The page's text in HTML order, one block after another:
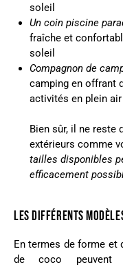
soleil
Un coin piscine
fraîche et
soleil
Compagnon de
camping en offrant
activités en plein air
Bien sûr, il ne reste
extérieurs comme
tailles disponibles
efficacement
LES DIFFÉRENTS
En termes de forme et
de coco peuvent